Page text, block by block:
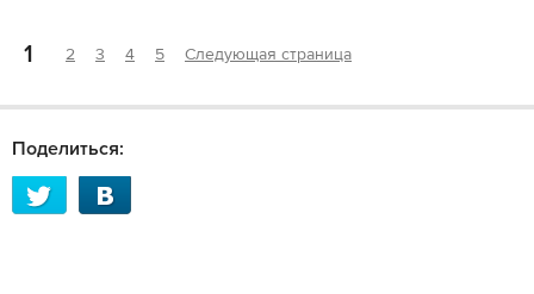
1 2 3 4 5 Следующая страница
Поделиться: